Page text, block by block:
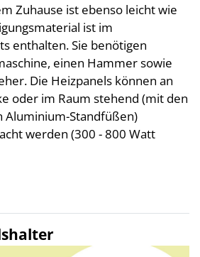
Zuhause ist ebenso leicht wie
ist im
enthalten. Sie benötigen
einen Hammer sowie
Die Heizpanels können an
oder im Raum stehend (mit den
Aluminium-Standfüßen)
werden (300 - 800 Watt